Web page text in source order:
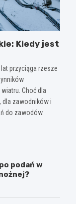
Kiedy jest
przyciąga rzesze
Choć dla
dla zawodników i
do zawodów.
podań w